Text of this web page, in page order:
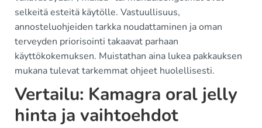
selkeitä esteitä käytölle. Vastuullisuus,
annosteluohjeiden tarkka noudattaminen ja oman
terveyden priorisointi takaavat parhaan
käyttökokemuksen. Muistathan aina lukea pakkauksen
mukana tulevat tarkemmat ohjeet huolellisesti.
Vertailu: Kamagra oral jelly
hinta ja vaihtoehdot